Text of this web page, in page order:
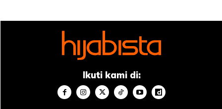
Ikuti kami di: